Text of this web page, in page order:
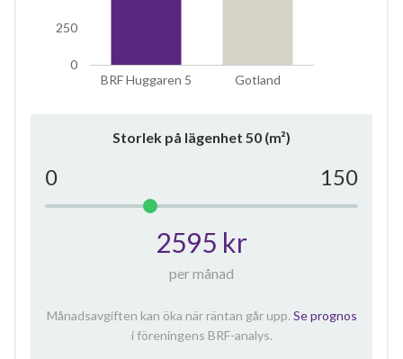
BRF Huggaren 5 Gotland
0
250
Storlek på lägenhet 50 (m²)
0 150
2595 kr
per månad
Månadsavgiften kan öka när räntan går upp. Se prognos
i föreningens BRF-analys.